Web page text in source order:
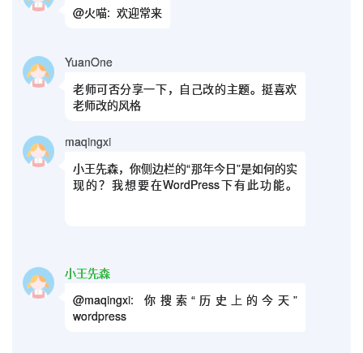
@火喵: 欢迎常来
YuanOne
老师可否分享一下，自己改的主题。挺喜欢
老师改的风格
maqingxi
小王先森，你侧边栏的“那年今日”是如何的实
现的？我想要在WordPress下有此功能。
小王先森
@maqingxi:
你搜索“历史上的今天”
wordpress